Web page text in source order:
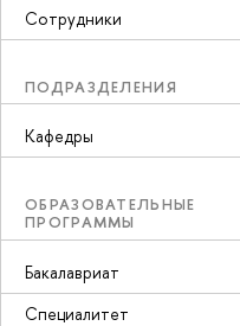
Сотрудники
ПОДРАЗДЕЛЕНИЯ
Кафедры
ОБРАЗОВАТЕЛЬНЫЕ
ПРОГРАММЫ
Бакалавриат
Специалитет